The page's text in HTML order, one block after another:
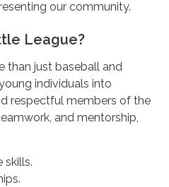
our community.
League?
than just baseball and
individuals into
respectful members of the
and mentorship,
skills.